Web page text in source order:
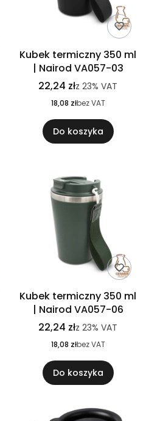
Kubek termiczny 350 ml
| Nairod VA057-03
22,24 złz 23% VAT
18,08 złbez VAT
Do koszyka
Kubek termiczny 350 ml
| Nairod VA057-06
22,24 złz 23% VAT
18,08 złbez VAT
Do koszyka